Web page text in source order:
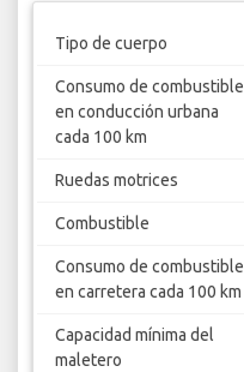
Tipo de cuerpo
Consumo de combustible
en conducción urbana
cada 100 km
Ruedas motrices
Combustible
Consumo de combustible
en carretera cada 100 km
Capacidad mínima del
maletero